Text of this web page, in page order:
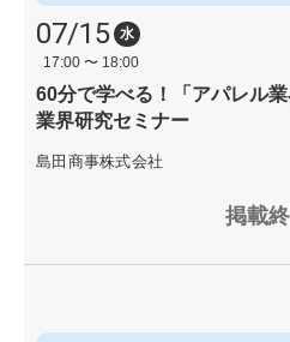
07/15 水
17:00 〜 18:00
60分で学べる！「アパレル
業界研究セミナー
島田商事株式会社
掲載